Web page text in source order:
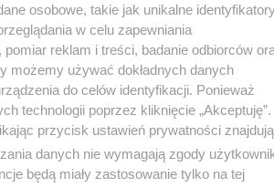
Świątek z pewnym awansem
WTA Toronto. Kto będzie
rywalką?
osobowe, takie jak unikalne
w celu zapewniania
reklam i treści, badanie odbiorców
możemy używać dokładnych danych
do celów identyfikacji. Ponieważ
technologii poprzez kliknięcie „Akceptuję”.
przycisk ustawień prywatności
danych nie wymagają zgody
będą miały zastosowanie tylko na tej